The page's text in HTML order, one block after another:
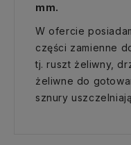
mm.
W ofercie
części zamienne
tj. ruszt żeliwny,
żeliwne do
sznury uszczelniają